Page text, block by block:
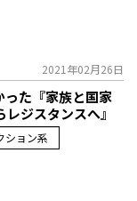
2021年02月26日
た『家族と国家
ジスタンスへ』
ション系